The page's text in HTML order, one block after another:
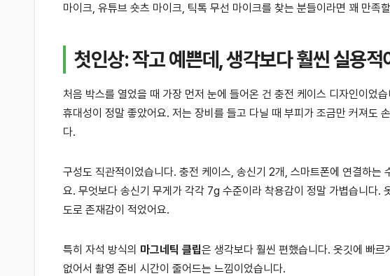
마이크, 유튜브 숏츠 마이크, 틱톡 무선 마이크를 찾는 분들이라면 꽤 만족
첫인상: 작고 예쁜데, 생각보다 훨씬 실용적
처음 박스를 열었을 때 가장 먼저 눈에 들어온 건 충전 케이스 디자인이었
휴대성이 정말 좋았어요. 저는 장비를 들고 다닐 때 부피가 조금만 커져도
다.
구성도 직관적이었습니다. 충전 케이스, 송신기 2개, 스마트폰에 연결하는
요. 무엇보다 송신기 무게가 각각 7g 수준이라 착용감이 정말 가볍습니다.
도로 존재감이 적었어요.
특히 자석 방식의 마그네틱 클립은 생각보다 훨씬 편했습니다. 옷깃에 빠
없어서 촬영 준비 시간이 줄어드는 느낌이었습니다.